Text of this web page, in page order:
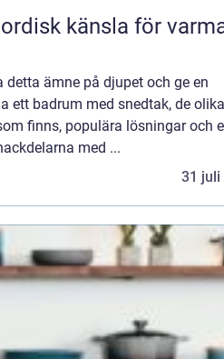
ämne på djupet och ge en
ett badrum med snedtak, de olika
finns, populära lösningar och
med ...
31 juli